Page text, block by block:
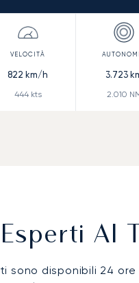
822 km/h
444kts
3.723
2.010
Al
sono disponibili 24 ore